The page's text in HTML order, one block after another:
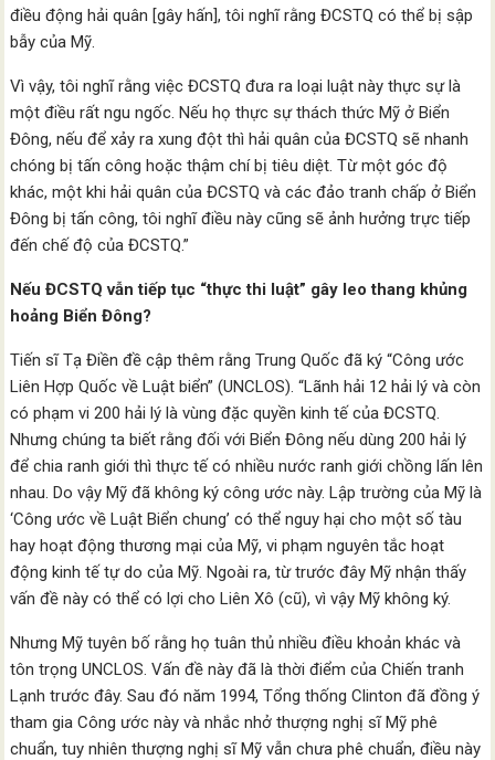
điều động hải quân [gây hấn], tôi nghĩ rằng ĐCSTQ có thể bị sập
bẫy của Mỹ.
Vì vậy, tôi nghĩ rằng việc ĐCSTQ đưa ra loại luật này thực sự là
một điều rất ngu ngốc. Nếu họ thực sự thách thức Mỹ ở Biển
Đông, nếu để xảy ra xung đột thì hải quân của ĐCSTQ sẽ nhanh
chóng bị tấn công hoặc thậm chí bị tiêu diệt. Từ một góc độ
khác, một khi hải quân của ĐCSTQ và các đảo tranh chấp ở Biển
Đông bị tấn công, tôi nghĩ điều này cũng sẽ ảnh hưởng trực tiếp
đến chế độ của ĐCSTQ.”
Nếu ĐCSTQ vẫn tiếp tục “thực thi luật” gây leo thang khủng
hoảng Biển Đông?
Tiến sĩ Tạ Điền đề cập thêm rằng Trung Quốc đã ký “Công ước
Liên Hợp Quốc về Luật biển” (UNCLOS). “Lãnh hải 12 hải lý và còn
có phạm vi 200 hải lý là vùng đặc quyền kinh tế của ĐCSTQ.
Nhưng chúng ta biết rằng đối với Biển Đông nếu dùng 200 hải lý
để chia ranh giới thì thực tế có nhiều nước ranh giới chồng lấn lên
nhau. Do vậy Mỹ đã không ký công ước này. Lập trường của Mỹ là
‘Công ước về Luật Biển chung’ có thể nguy hại cho một số tàu
hay hoạt động thương mại của Mỹ, vi phạm nguyên tắc hoạt
động kinh tế tự do của Mỹ. Ngoài ra, từ trước đây Mỹ nhận thấy
vấn đề này có thể có lợi cho Liên Xô (cũ), vì vậy Mỹ không ký.
Nhưng Mỹ tuyên bố rằng họ tuân thủ nhiều điều khoản khác và
tôn trọng UNCLOS. Vấn đề này đã là thời điểm của Chiến tranh
Lạnh trước đây. Sau đó năm 1994, Tổng thống Clinton đã đồng ý
tham gia Công ước này và nhắc nhở thượng nghị sĩ Mỹ phê
chuẩn, tuy nhiên thượng nghị sĩ Mỹ vẫn chưa phê chuẩn, điều này